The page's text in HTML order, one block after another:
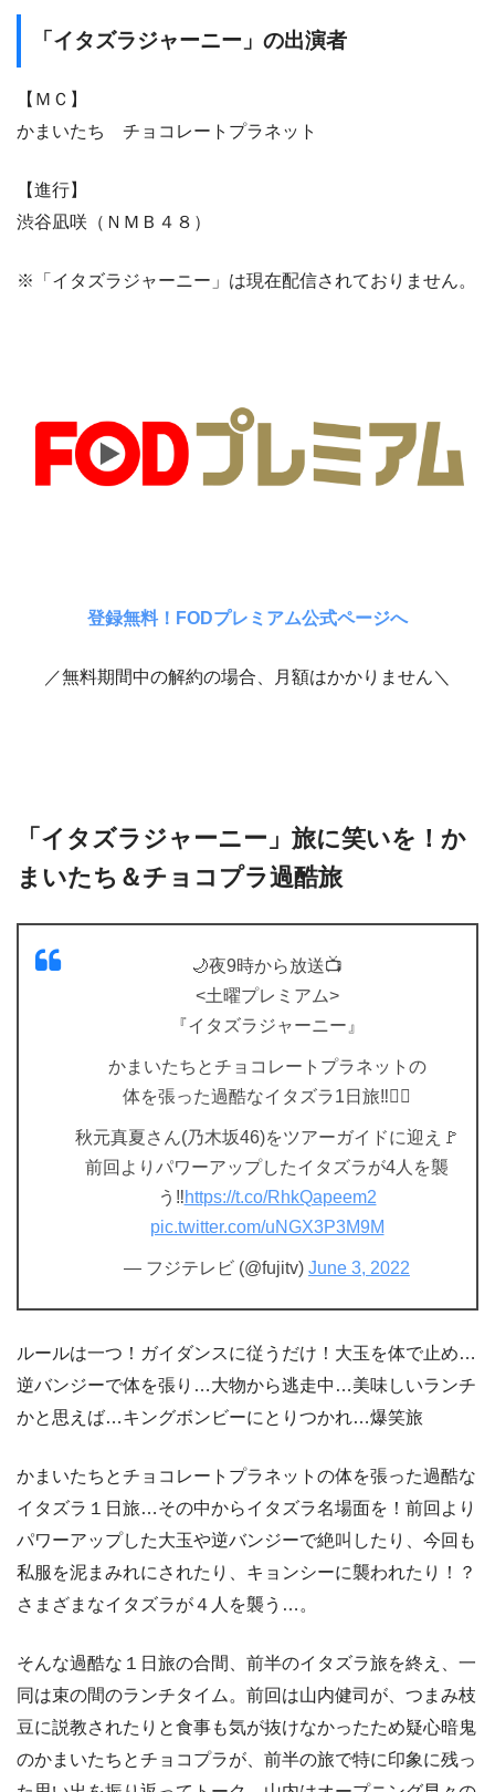
「イタズラジャーニー」の出演者
【ＭＣ】
かまいたち チョコレートプラネット
【進行】
渋谷凪咲（ＮＭＢ４８）
※「イタズラジャーニー」は現在配信されておりません。
登録無料！FODプレミアム公式ページへ
／無料期間中の解約の場合、月額はかかりません＼
「イタズラジャーニー」旅に笑いを！か
まいたち＆チョコプラ過酷旅
🌙夜9時から放送📺
<土曜プレミアム>
『イタズラジャーニー』
かまいたちとチョコレートプラネットの
体を張った過酷なイタズラ1日旅‼️😵‍💫
秋元真夏さん(乃木坂46)をツアーガイドに迎え🚩
前回よりパワーアップしたイタズラが4人を襲
う‼️https://t.co/RhkQapeem2
pic.twitter.com/uNGX3P3M9M
— フジテレビ (@fujitv) June 3, 2022
ルールは一つ！ガイダンスに従うだけ！大玉を体で止め…
逆バンジーで体を張り…大物から逃走中…美味しいランチ
かと思えば…キングボンビーにとりつかれ…爆笑旅
かまいたちとチョコレートプラネットの体を張った過酷な
イタズラ１日旅…その中からイタズラ名場面を！前回より
パワーアップした大玉や逆バンジーで絶叫したり、今回も
私服を泥まみれにされたり、キョンシーに襲われたり！？
さまざまなイタズラが４人を襲う…。
そんな過酷な１日旅の合間、前半のイタズラ旅を終え、一
同は束の間のランチタイム。前回は山内健司が、つまみ枝
豆に説教されたりと食事も気が抜けなかったため疑心暗鬼
のかまいたちとチョコプラが、前半の旅で特に印象に残っ